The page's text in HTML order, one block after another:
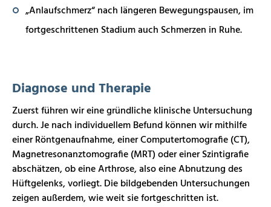
„Anlaufschmerz“ nach längeren Bewegungspausen, im
fortgeschrittenen Stadium auch Schmerzen in Ruhe.
Diagnose und Therapie
Zuerst führen wir eine gründliche klinische Untersuchung
durch. Je nach individuellem Befund können wir mithilfe
einer Röntgenaufnahme, einer Computertomografie (CT),
Magnetresonanztomografie (MRT) oder einer Szintigrafie
abschätzen, ob eine Arthrose, also eine Abnutzung des
Hüftgelenks, vorliegt. Die bildgebenden Untersuchungen
zeigen außerdem, wie weit sie fortgeschritten ist.